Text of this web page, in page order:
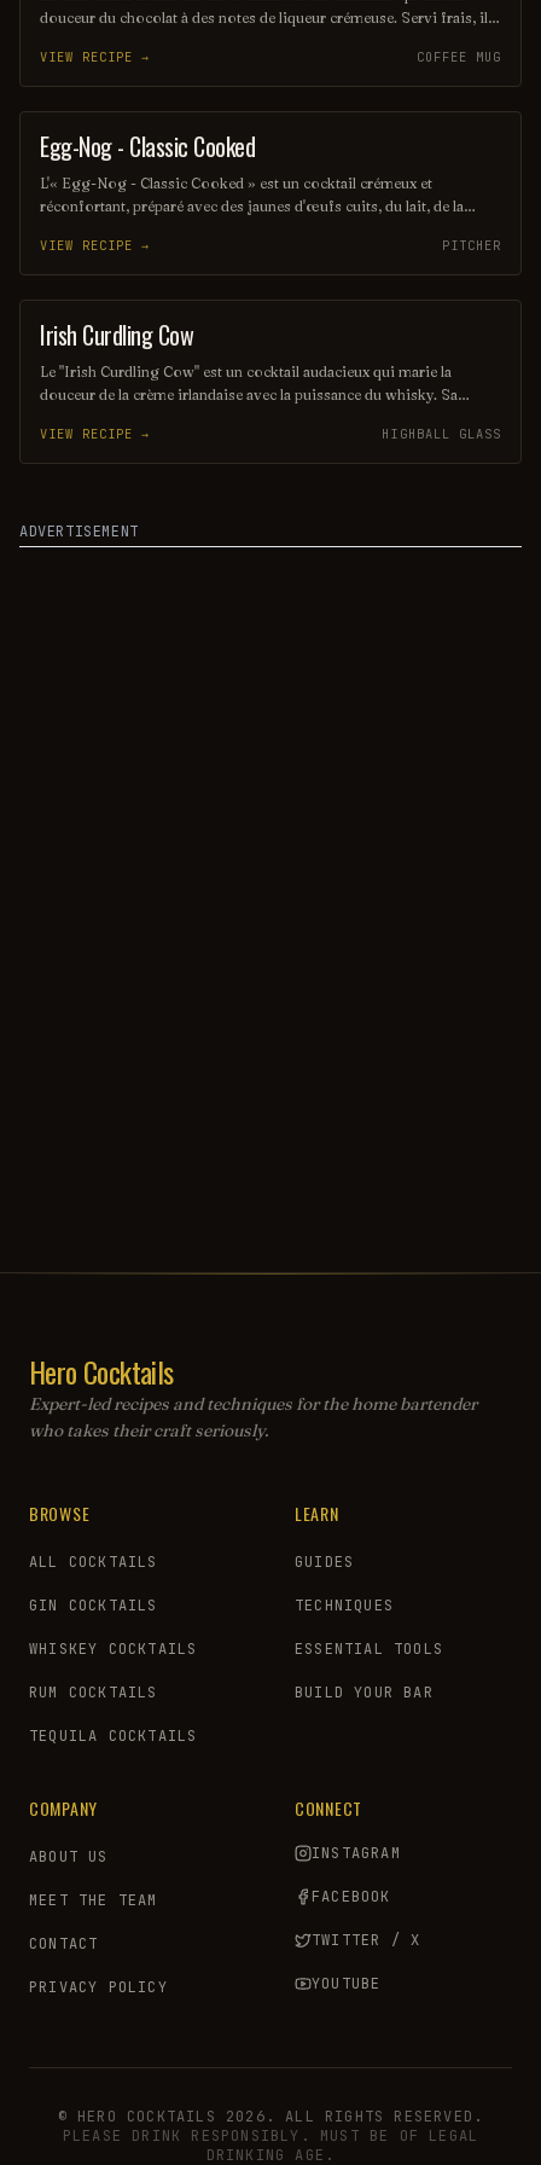
douceur du chocolat à des notes de liqueur crémeuse. Servi frais, il
de chocolat. Ce mélange savoureux est idéal pour une soirée
élégante ou comme dessert liquide.
VIEW RECIPE → COFFEE MUG
PUNCH / PARTY DRINK
Egg-Nog - Classic Cooked
L'« Egg-Nog - Classic Cooked » est un cocktail crémeux et
réconfortant, préparé avec des jaunes d'œufs cuits, du lait, de la
cannelle. Ce délice festif, souvent servi pendant les fêtes, évoque des
souvenirs chaleureux et des moments de convivialité autour de la
cheminée. Sa texture onctueuse et son goût riche en font une
boisson
VIEW RECIPE → PITCHER
COCKTAIL
Irish Curdling Cow
Le "Irish Curdling Cow" est un cocktail audacieux qui marie la
douceur de la crème irlandaise avec la puissance du whisky. Sa
réconfortante, parfaite pour les amateurs de saveurs crémeuses et
alcoolisées. À déguster avec modération pour savourer pleinement
VIEW RECIPE → HIGHBALL GLASS
ADVERTISEMENT
Hero Cocktails
Expert-led recipes and techniques for the home bartender
who takes their craft seriously.
BROWSE
ALL COCKTAILS
GIN COCKTAILS
WHISKEY COCKTAILS
RUM COCKTAILS
TEQUILA COCKTAILS
LEARN
GUIDES
TECHNIQUES
ESSENTIAL TOOLS
BUILD YOUR BAR
COMPANY
ABOUT US
MEET THE TEAM
CONTACT
PRIVACY POLICY
CONNECT
INSTAGRAM
FACEBOOK
TWITTER / X
YOUTUBE
© HERO COCKTAILS 2026. ALL RIGHTS RESERVED.
PLEASE DRINK RESPONSIBLY. MUST BE OF LEGAL
DRINKING AGE.